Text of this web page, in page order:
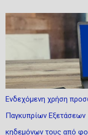
νομοθετήματα), του
2005/29 και 2006/114) και
(ΠΟΠ/ΠΓΕ, σήματα).
υποχρέωση όσο και ως
αλληλεπίδραση των
αντινομίες και να
2024/1143, ο οποίος
αφετέρου, στη
κλιματικής αλλαγής και
Ενδεχόμενη χρήση
Παγκυπρίων
κηδεμόνων τους από